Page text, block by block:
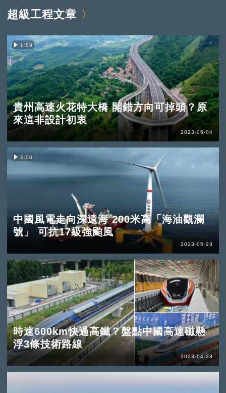
超級工程文章
1:59
貴州高速火花特大橋 開錯方向可掉頭？原
來這非設計初衷
2023-06-04
2:00
中國風電走向深遠海 200米高「海油觀瀾
號」 可抗17級強颱風
2023-05-23
時速600km快過高鐵？盤點中國高速磁懸
浮3條技術路線
2023-04-23